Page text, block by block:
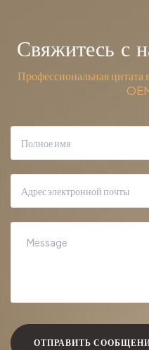
Свяжитесь с
Профессиональная
ОТПРАВИТЬ